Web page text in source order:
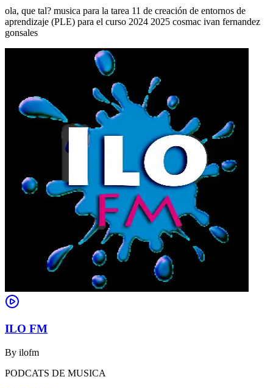
ola, que tal? musica para la tarea 11 de creación de entornos de
aprendizaje (PLE) para el curso 2024 2025 cosmac ivan fernandez
gonsales
ILO FM
By ilofm
PODCATS DE MUSICA